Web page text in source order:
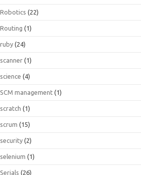
Robotics (22)
Routing (1)
ruby (24)
scanner (1)
science (4)
SCM management (1)
scratch (1)
scrum (15)
security (2)
selenium (1)
Serials (26)